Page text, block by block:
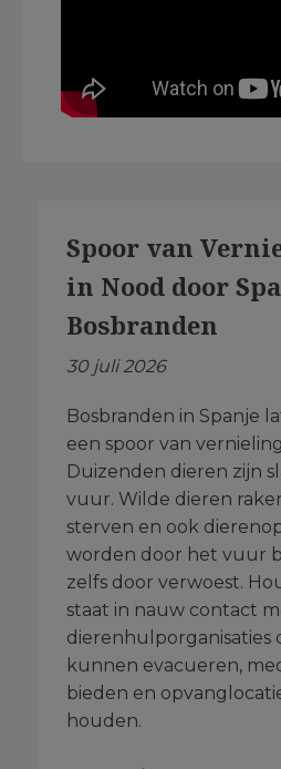
Spoor van
in Nood door
Bosbranden
30 juli 2026
Bosbranden in Spanje
een spoor van
Duizenden dieren zijn
vuur. Wilde dieren
sterven en ook
worden door het vuur
zelfs door verwoest.
staat in nauw contact
dierenhulporganisaties
kunnen evacueren,
bieden en
houden.